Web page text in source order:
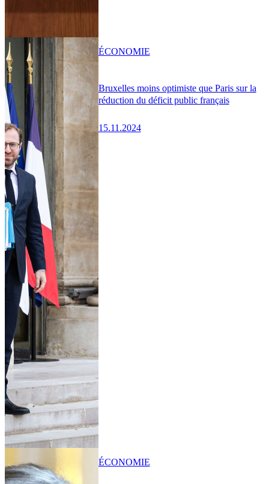
Bruxelles moins optimiste que Paris sur la
réduction du déficit public français
15.11.2024
ÉCONOMIE
ÉCONOMIE